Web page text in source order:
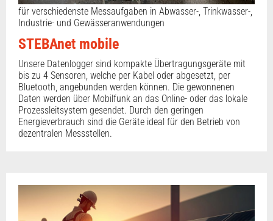
für verschiedenste Messaufgaben in Abwasser-, Trinkwasser-,
Industrie- und Gewässeranwendungen
STEBAnet mobile
Unsere Datenlogger sind kompakte Übertragungsgeräte mit
bis zu 4 Sensoren, welche per Kabel oder abgesetzt, per
Bluetooth, angebunden werden können. Die gewonnenen
Daten werden über Mobilfunk an das Online- oder das lokale
Prozessleitsystem gesendet. Durch den geringen
Energieverbrauch sind die Geräte ideal für den Betrieb von
dezentralen Messstellen.